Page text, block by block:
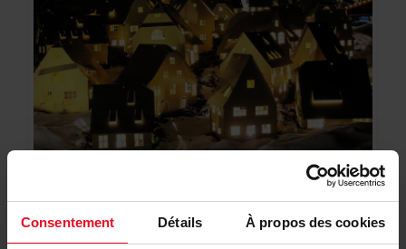
Consentement Détails À propos des cookies
Une chaleur qui vient du